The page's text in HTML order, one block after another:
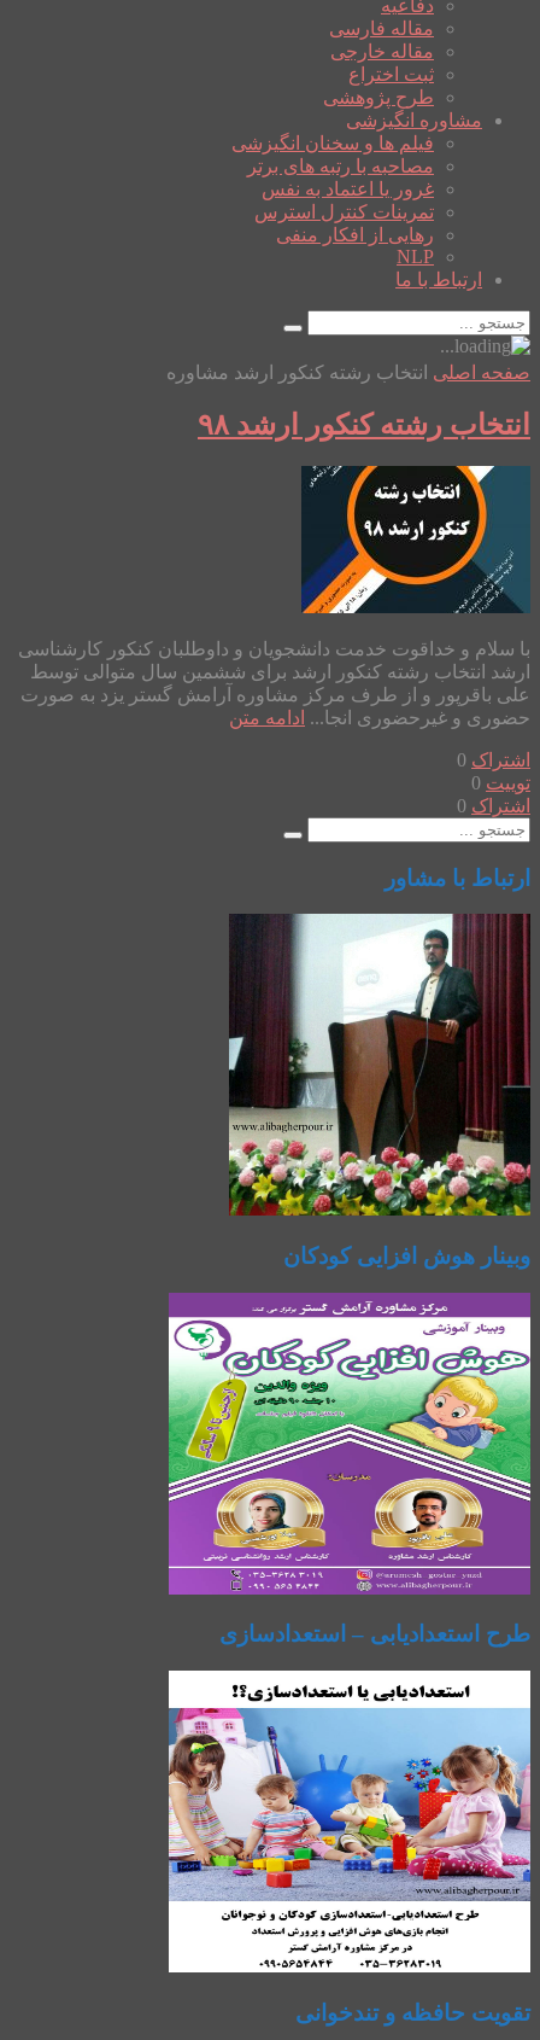
دفاعیه
مقاله فارسی
مقاله خارجی
ثبت اختراع
طرح پژوهشی
مشاوره انگیزشی
فیلم ها و سخنان انگیزشی
مصاحبه با رتبه های برتر
غرور یا اعتماد به نفس
تمرینات کنترل استرس
رهایی از افکار منفی
NLP
ارتباط با ما
صفحه اصلی انتخاب رشته کنکور ارشد مشاوره
انتخاب رشته کنکور ارشد ۹۸
با سلام و خداقوت خدمت دانشجویان و داوطلبان کنکور کارشناسی
ارشد انتخاب رشته کنکور ارشد برای ششمین سال متوالی توسط
علی باقرپور و از طرف مرکز مشاوره آرامش گستر یزد به صورت
حضوری و غیرحضوری انجا... ادامه متن
اشتراک 0
توییت 0
اشتراک 0
ارتباط با مشاور
وبینار هوش افزایی کودکان
طرح استعدادیابی – استعدادسازی
تقویت حافظه و تندخوانی